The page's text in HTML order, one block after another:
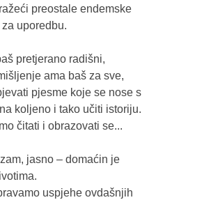
preostale endemske
uporedbu.
pretjerano radišni,
ama baš za sve,
pjesme koje se nose s
koljeno i tako učiti istoriju.
čitati i obrazovati se...
jasno – domaćin je
uspjehe ovdašnjih